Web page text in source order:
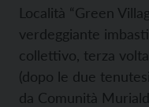
Località “Green
verdeggiante
collettivo, terza
(dopo le due
da Comunità